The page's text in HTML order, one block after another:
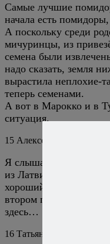
Самые лучшие
начала есть
А поскольку среди
мичуринцы, из
семена были
надо сказать, земля
вырастила неплохие-
теперь семенами.
А вот в Марокко и в
ситуация.
15 Алексей Онегин
Я слышал подобную
из Латвии, но они в
хороший урожай в
втором получились
здесь…
16 Татьяна